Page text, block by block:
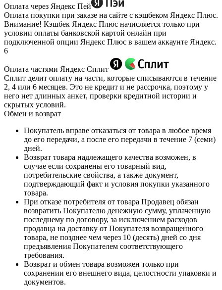
Оплата через Яндекс Пей
Оплата покупки при заказе на сайте с кэшбеком Яндекс Плюс.
Внимание! Кэшбек Яндекс Плюс начисляется только при
условии оплаты банковской картой онлайн при
подключенной опции Яндекс Плюс в вашем аккаунте Яндекс.
6
Оплата частями Яндекс Сплит
Сплит делит оплату на части, которые списываются в течение
2, 4 или 6 месяцев. Это не кредит и не рассрочка, поэтому у
него нет длинных анкет, проверки кредитной истории и
скрытых условий.
Обмен и возврат
Покупатель вправе отказаться от товара в любое время
до его передачи, а после его передачи в течение 7 (семи)
дней.
Возврат товара надлежащего качества возможен, в
случае если сохранены его товарный вид,
потребительские свойства, а также документ,
подтверждающий факт и условия покупки указанного
товара.
При отказе потребителя от товара Продавец обязан
возвратить Покупателю денежную сумму, уплаченную
последнему по договору, за исключением расходов
продавца на доставку от Покупателя возвращенного
товара, не позднее чем через 10 (десять) дней со дня
предъявления Покупателем соответствующего
требования.
Возврат и обмен товара возможен только при
сохранении его внешнего вида, целостности упаковки и
документов.